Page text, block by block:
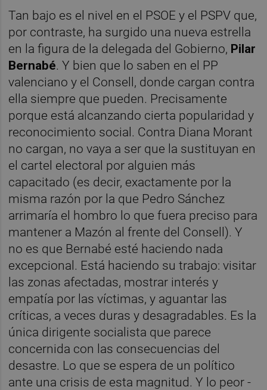
Tan bajo es el nivel en el PSOE y el PSPV que,
por contraste, ha surgido una nueva estrella
en la figura de la delegada del Gobierno, Pilar
Bernabé. Y bien que lo saben en el PP
valenciano y el Consell, donde cargan contra
ella siempre que pueden. Precisamente
porque está alcanzando cierta popularidad y
reconocimiento social. Contra Diana Morant
no cargan, no vaya a ser que la sustituyan en
el cartel electoral por alguien más
capacitado (es decir, exactamente por la
misma razón por la que Pedro Sánchez
arrimaría el hombro lo que fuera preciso para
mantener a Mazón al frente del Consell). Y
no es que Bernabé esté haciendo nada
excepcional. Está haciendo su trabajo: visitar
las zonas afectadas, mostrar interés y
empatía por las víctimas, y aguantar las
críticas, a veces duras y desagradables. Es la
única dirigente socialista que parece
concernida con las consecuencias del
desastre. Lo que se espera de un político
ante una crisis de esta magnitud. Y lo peor -